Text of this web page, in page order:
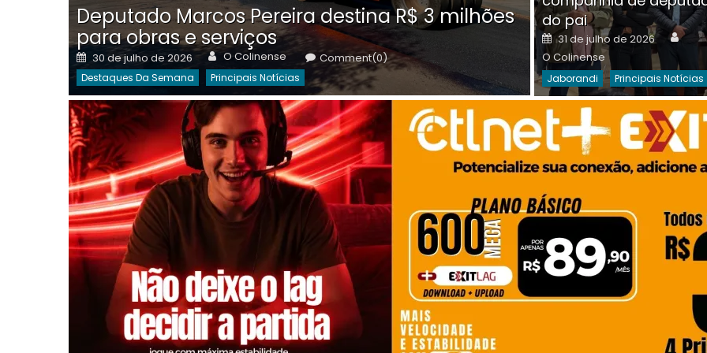
Deputado Marcos Pereira destina R$ 3 milhões
para obras e serviços
Posted
on
30 de julho de 2026 Author
O Colinense Comment(0)
Destaques Da Semana Principais Notícias
on
30 de julho de 2026 O
Destaques Da Semana
do pai
Posted
on
31 de julho de 2026
O Colinense
Jaborandi Principais Notícias